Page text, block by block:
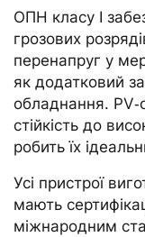
ОПН класу I
грозових
перенапруг у
як додатковий
обладнання.
стійкість до
робить їх
Усі пристрої
мають
міжнародним